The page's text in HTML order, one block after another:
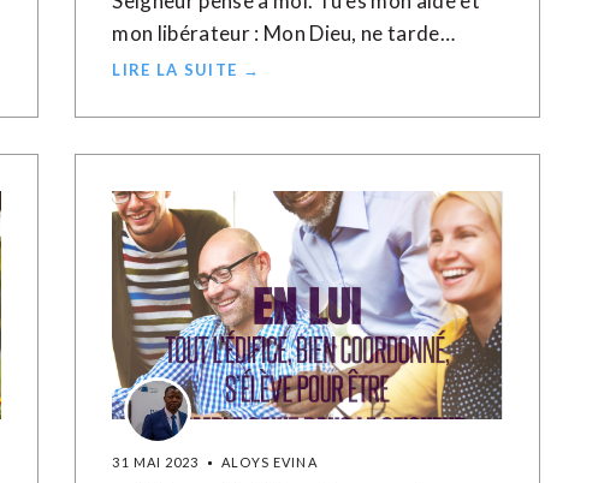
mon libérateur : Mon Dieu, ne tarde…
LIRE LA SUITE →
31 MAI 2023 ALOYS EVINA